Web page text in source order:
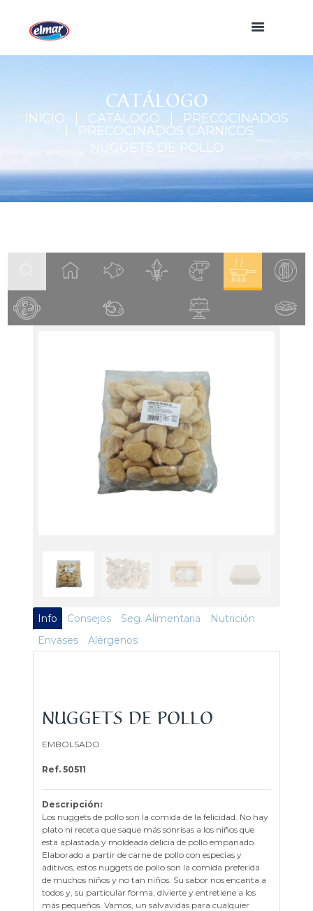
CATÁLOGO
INICIO CATÁLOGO
PRECOCINADOS
PRECOCINADOS CÁRNICOS
NUGGETS DE POLLO
Info Consejos Seg. Alimentaria
Nutrición
Envases
Alérgenos
NUGGETS DE POLLO
EMBOLSADO
Ref. 50511
Descripción:
Los nuggets de pollo son la comida de la felicidad. No hay
plato ni receta que saque más sonrisas a los niños que
esta aplastada y moldeada delicia de pollo empanado.
Elaborado a partir de carne de pollo con especias y
aditivos, estos nuggets de pollo son la comida preferida
de muchos niños y no tan niños. Su sabor nos encanta a
todos y, su particular forma, divierte y entretiene a los
más pequeños. Vamos, un salvavidas para cualquier